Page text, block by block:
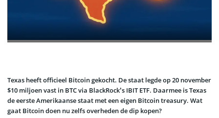
Texas heeft officieel Bitcoin gekocht. De staat legde op 20 november
$10 miljoen vast in BTC via BlackRock’s IBIT ETF. Daarmee is Texas
de eerste Amerikaanse staat met een eigen Bitcoin treasury. Wat
gaat Bitcoin doen nu zelfs overheden de dip kopen?